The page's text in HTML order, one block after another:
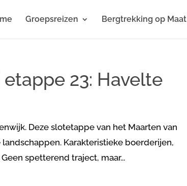
Groepsreizen Bergtrekking op Maat
23: Havelte
Deze slotetappe van het Maarten van
Karakteristieke boerderijen,
spetterend traject, maar...